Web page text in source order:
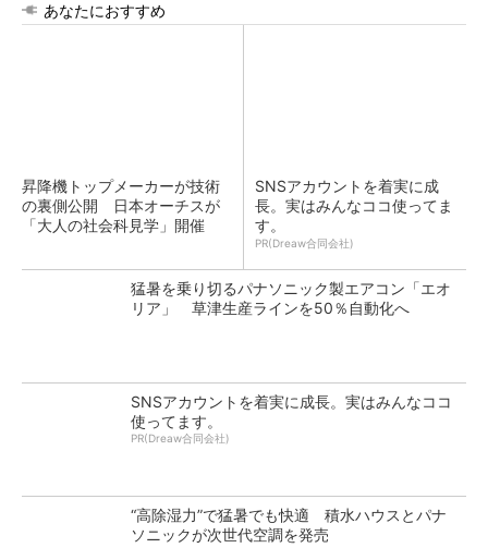
あなたにおすすめ
昇降機トップメーカーが技術
の裏側公開 日本オーチスが
「大人の社会科見学」開催
SNSアカウントを着実に成
長。実はみんなココ使ってま
す。
PR(Dreaw合同会社)
猛暑を乗り切るパナソニック製エアコン「エオ
リア」 草津生産ラインを50％自動化へ
SNSアカウントを着実に成長。実はみんなココ
使ってます。
PR(Dreaw合同会社)
“高除湿力”で猛暑でも快適 積水ハウスとパナ
ソニックが次世代空調を発売